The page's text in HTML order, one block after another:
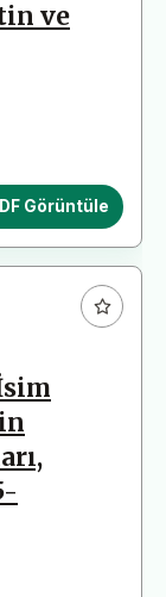
ve
Görüntüle